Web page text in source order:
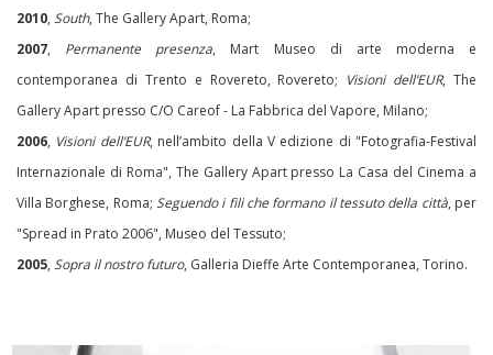
2010, South, The Gallery Apart, Roma;
2007, Permanente presenza, Mart Museo di arte moderna e
contemporanea di Trento e Rovereto, Rovereto; Visioni dell’EUR, The
Gallery Apart presso C/O Careof - La Fabbrica del Vapore, Milano;
2006, Visioni dell’EUR, nell’ambito della V edizione di "Fotografia-Festival
Internazionale di Roma", The Gallery Apart presso La Casa del Cinema a
Villa Borghese, Roma; Seguendo i fili che formano il tessuto della città, per
"Spread in Prato 2006", Museo del Tessuto;
2005, Sopra il nostro futuro, Galleria Dieffe Arte Contemporanea, Torino.